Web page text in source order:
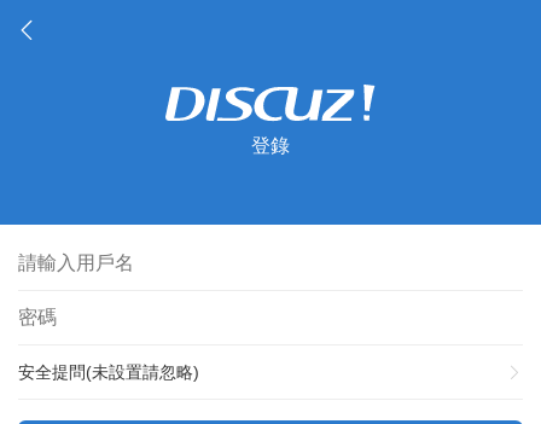
登錄
安全提問(未設置請忽略)